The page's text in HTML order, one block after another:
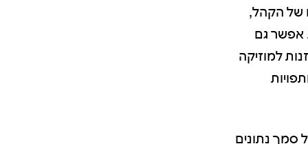
של הקהל,
אפשר גם
למוזיקה
סמך נתונים